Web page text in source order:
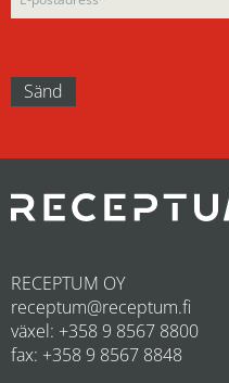
RECEPTUM OY
receptum@receptum.fi
växel: +358 9 8567 8800
fax: +358 9 8567 8848